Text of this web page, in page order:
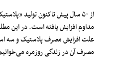
از ۵۰ سال پیش تاکنون تولید
مداوم افزایش یافته است. در این
علت افزایش مصرف پلاستیک و سه
مصرف آن در زندگی روزمره